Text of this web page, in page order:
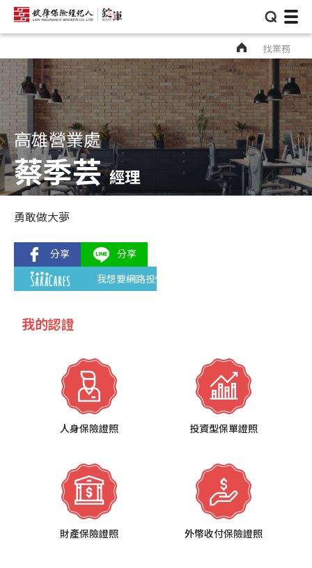
⌕
找業務
高雄營業處
蔡季芸 經理
勇敢做大夢
我想要網路投保
我的認證
人身保險證照 投資型保單證照
財產保險證照 外幣收付保險證照